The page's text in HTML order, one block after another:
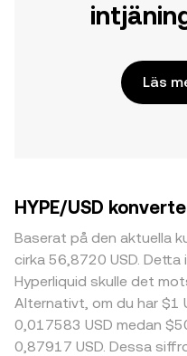
Läs
HYPE/USD
Baserat på den aktuella
cirka 56,8720 USD.
Hyperliquid skulle det
Alternativt, om du har $1
0,017583 USD medan
0,87917 USD. Dessa